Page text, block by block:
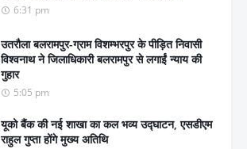
6:31 pm
उतरौला बलरामपुर-ग्राम विशम्भरपुर के पीड़ित निवासी
विश्वनाथ ने जिलाधिकारी बलरामपुर से लगाईं न्याय की
गुहार
5:05 pm
यूको बैंक की नई शाखा का कल भव्य उद्घाटन, एसडीएम
राहुल गुप्ता होंगे मुख्य अतिथि